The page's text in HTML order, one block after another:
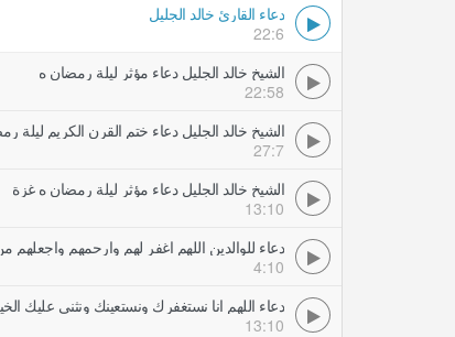
دعاء القارئ خالد الجليل
22:6
الشيخ خالد الجليل دعاء مؤثر ليلة رمضان ه
22:58
الشيخ خالد الجليل دعاء ختم القرن الكريم ليلة
27:7
الشيخ خالد الجليل دعاء مؤثر ليلة رمضان ه غزة
13:10
دعاء للوالدين اللهم اغفر لهم وارحمهم واجعلهم
4:10
دعاء اللهم انا نستغفرك ونستعينك ونثني عليك
13:10